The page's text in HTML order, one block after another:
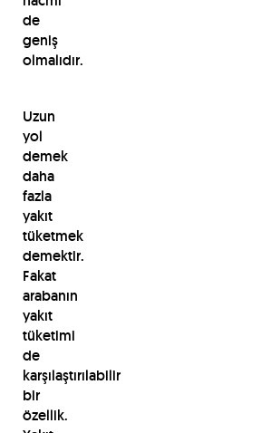
de
geniş
olmalıdır.
Uzun
yol
demek
daha
fazla
yakıt
tüketmek
demektir.
Fakat
arabanın
yakıt
tüketimi
de
karşılaştırılabilir
bir
özellik.